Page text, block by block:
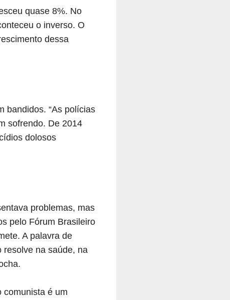
quase 8%. No
o inverso. O
dessa
bandidos. “As polícias
sofrendo. De 2014
dolosos
problemas, mas
pelo Fórum Brasileiro
A palavra de
resolve na saúde, na
comunista é um